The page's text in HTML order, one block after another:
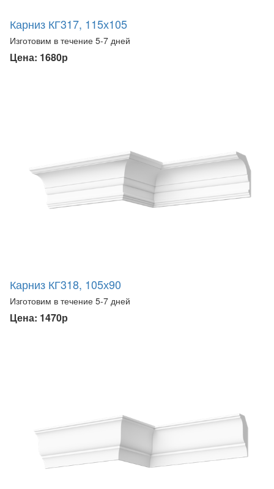
Карниз КГ317, 115х105
Изготовим в течение 5-7 дней
Цена: 1680р
Карниз КГ318, 105х90
Изготовим в течение 5-7 дней
Цена: 1470р